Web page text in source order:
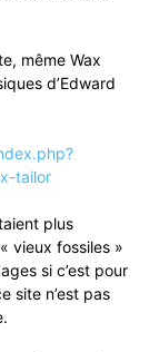
même Wax
d’Edward
tailor
plus
vieux fossiles »
si c’est pour
site n’est pas